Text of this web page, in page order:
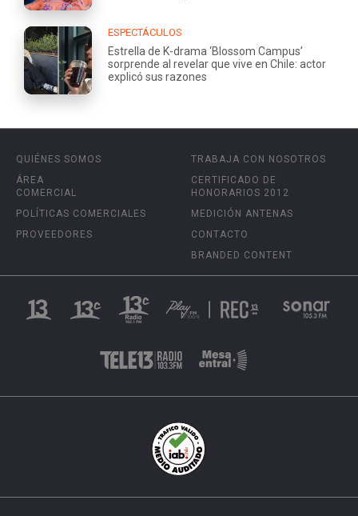
ESPECTÁCULOS
Estrella de K-drama ‘Blossom Campus’
sorprende al revelar que vive en Chile: actor
explicó sus razones
QUIÉNES SOMOS
ÁREA
COMERCIAL
POLÍTICAS COMERCIALES
PROVEEDORES
TRABAJA CON NOSOTROS
CERTIFICADO DE
HONORARIOS 2012
MEDICIÓN ANTENAS
CONTACTO
BRANDED CONTENT